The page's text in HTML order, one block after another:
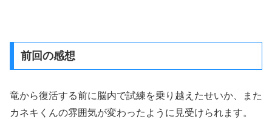
前回の感想
竜から復活する前に脳内で試練を乗り越えたせいか、また
カネキくんの雰囲気が変わったように見受けられます。